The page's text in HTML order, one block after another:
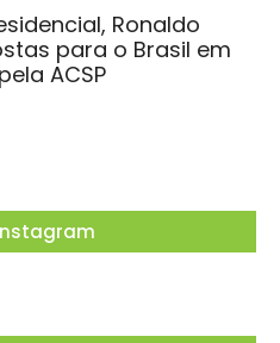
Ronaldo
para o Brasil em
ACSP